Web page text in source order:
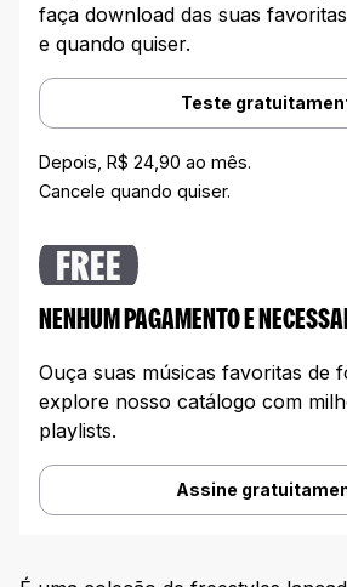
faça download das suas
e quando quiser.
Teste
Depois, R$ 24,90 ao mês.
Cancele quando quiser.
FREE
NENHUM PAGAMENTO E
Ouça suas músicas favoritas de
explore nosso catálogo com
playlists.
Assine